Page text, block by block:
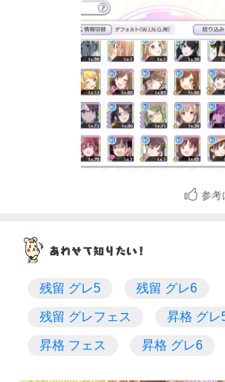
参考
残留 グレ5 残留 グレ6
残留 グレフェス 昇格 グレ
昇格 フェス 昇格 グレ6